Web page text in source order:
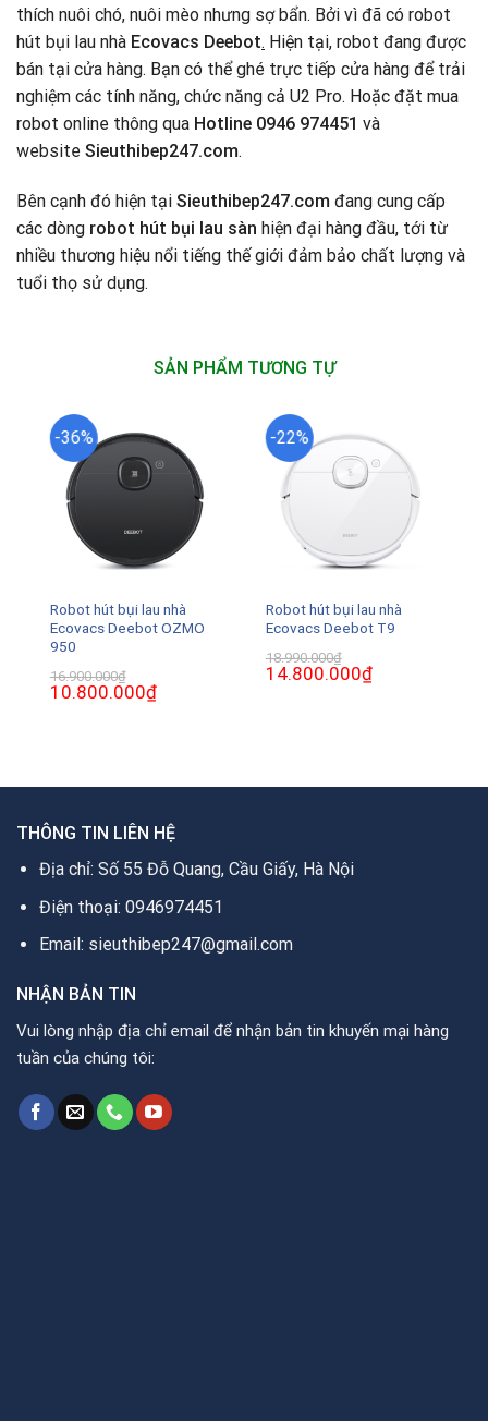
thích nuôi chó, nuôi mèo nhưng sợ bẩn. Bởi vì đã có robot
hút bụi lau nhà Ecovacs Deebot. Hiện tại, robot đang được
bán tại cửa hàng. Bạn có thể ghé trực tiếp cửa hàng để trải
nghiệm các tính năng, chức năng cả U2 Pro. Hoặc đặt mua
robot online thông qua Hotline 0946 974451 và
website Sieuthibep247.com.
Bên cạnh đó hiện tại Sieuthibep247.com đang cung cấp
các dòng robot hút bụi lau sàn hiện đại hàng đầu, tới từ
nhiều thương hiệu nổi tiếng thế giới đảm bảo chất lượng và
tuổi thọ sử dụng.
SẢN PHẨM TƯƠNG TỰ
-36%
Robot hút bụi lau nhà
Ecovacs Deebot OZMO
950
16.900.000₫
Giá
gốc
10.800.000₫Giá
hiện
-22%
Robot hút bụi lau nhà
Ecovacs Deebot T9
18.990.000₫
Giá
gốc
14.800.000₫Giá
hiện
THÔNG TIN LIÊN HỆ
Địa chỉ: Số 55 Đỗ Quang, Cầu Giấy, Hà Nội
Điện thoại: 0946974451
Email: sieuthibep247@gmail.com
NHẬN BẢN TIN
Vui lòng nhập địa chỉ email để nhận bản tin khuyến mại hàng
tuần của chúng tôi: